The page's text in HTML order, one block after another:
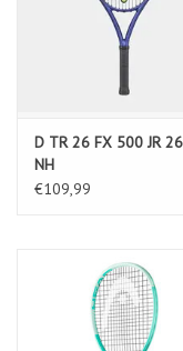
D TR 26 FX 500 JR
NH
€109,99